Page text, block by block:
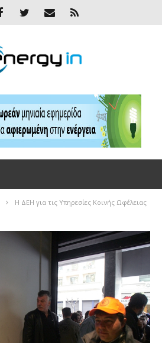
H ΔΕΗ για τις Υπηρεσίες Κοινής Ωφέλειας